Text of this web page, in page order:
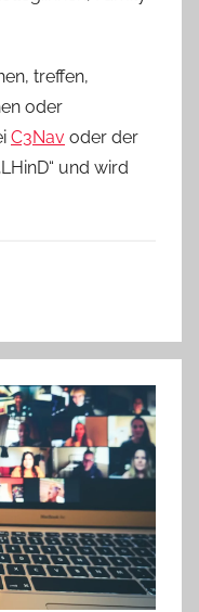
treffen,
oder
C3Nav oder der
und wird